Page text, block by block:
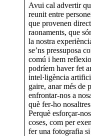
Avui cal advertir
reunit entre
que provenen
raonaments, que
la nostra
se’ns pressuposa
comú i hem
podríem haver fet
intel·ligència
gaire, anar més de
enfrontar-nos a
què fer-ho
Perquè esforçar-
coses, com per
fer una fotografia